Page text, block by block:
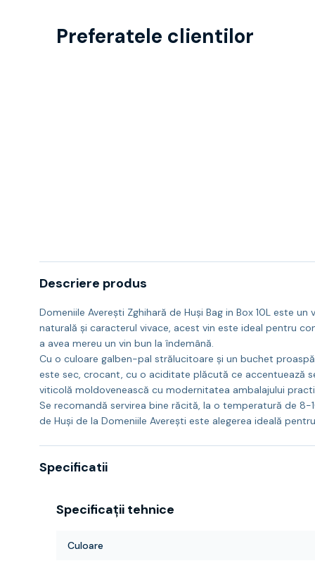
Preferatele clientilor
Descriere produs
Domeniile Averești Zghihară de Huși Bag in Box 10L este
naturală și caracterul vivace, acest vin este ideal pentru
a avea mereu un vin bun la îndemână.
Cu o culoare galben-pal strălucitoare și un buchet
este sec, crocant, cu o aciditate plăcută ce accentuează
viticolă moldovenească cu modernitatea ambalajului
Se recomandă servirea bine răcită, la o temperatură de
de Huși de la Domeniile Averești este alegerea ideală
Specificatii
Specificații tehnice
Culoare